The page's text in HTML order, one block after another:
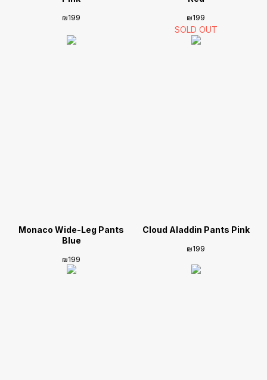
₪199 ₪199
Monaco Wide-Leg Pants
Blue
₪199
Cloud Aladdin Pants Pink
₪199